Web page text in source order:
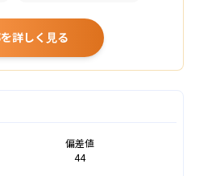
詳しく見る
偏差値
44